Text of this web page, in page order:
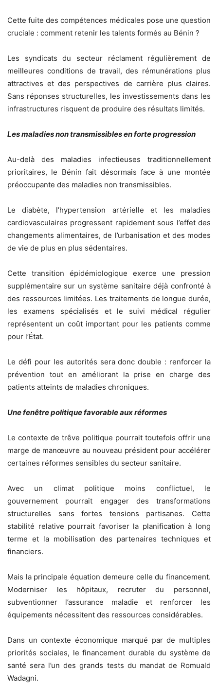
Cette fuite des compétences médicales pose une question
cruciale : comment retenir les talents formés au Bénin ?
Les syndicats du secteur réclament régulièrement de
meilleures conditions de travail, des rémunérations plus
attractives et des perspectives de carrière plus claires.
Sans réponses structurelles, les investissements dans les
infrastructures risquent de produire des résultats limités.
Les maladies non transmissibles en forte progression
Au-delà des maladies infectieuses traditionnellement
prioritaires, le Bénin fait désormais face à une montée
préoccupante des maladies non transmissibles.
Le diabète, l’hypertension artérielle et les maladies
cardiovasculaires progressent rapidement sous l’effet des
changements alimentaires, de l’urbanisation et des modes
de vie de plus en plus sédentaires.
Cette transition épidémiologique exerce une pression
supplémentaire sur un système sanitaire déjà confronté à
des ressources limitées. Les traitements de longue durée,
les examens spécialisés et le suivi médical régulier
représentent un coût important pour les patients comme
pour l’État.
Le défi pour les autorités sera donc double : renforcer la
prévention tout en améliorant la prise en charge des
patients atteints de maladies chroniques.
Une fenêtre politique favorable aux réformes
Le contexte de trêve politique pourrait toutefois offrir une
marge de manœuvre au nouveau président pour accélérer
certaines réformes sensibles du secteur sanitaire.
Avec un climat politique moins conflictuel, le
gouvernement pourrait engager des transformations
structurelles sans fortes tensions partisanes. Cette
stabilité relative pourrait favoriser la planification à long
terme et la mobilisation des partenaires techniques et
financiers.
Mais la principale équation demeure celle du financement.
Moderniser les hôpitaux, recruter du personnel,
subventionner l’assurance maladie et renforcer les
équipements nécessitent des ressources considérables.
Dans un contexte économique marqué par de multiples
priorités sociales, le financement durable du système de
santé sera l’un des grands tests du mandat de Romuald
Wadagni.